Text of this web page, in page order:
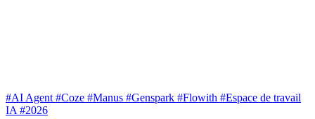
#AI Agent #Coze #Manus #Genspark #Flowith #Espace de travail
IA #2026